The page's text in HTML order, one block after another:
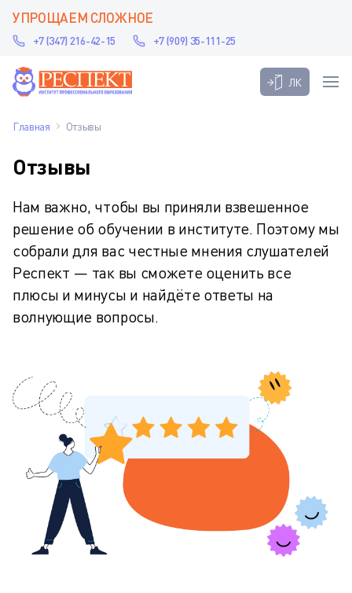
УПРОЩАЕМ СЛОЖНОЕ
+7 (347) 216-42-15 +7 (909) 35-111-25
ЛК
Главная Отзывы
Отзывы
Нам важно, чтобы вы приняли взвешенное
решение об обучении в институте. Поэтому мы
собрали для вас честные мнения слушателей
Респект — так вы сможете оценить все
плюсы и минусы и найдёте ответы на
волнующие вопросы.